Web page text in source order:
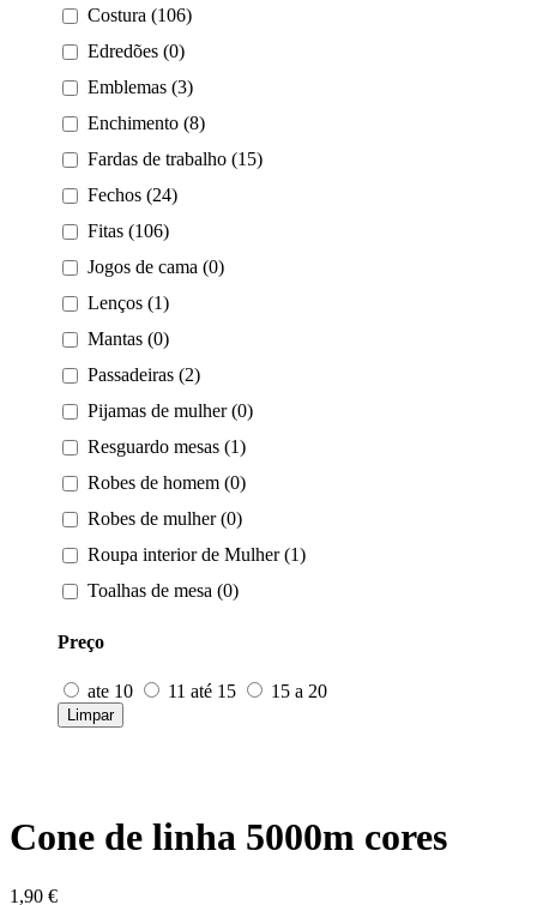
Costura (106)
Edredões (0)
Emblemas (3)
Enchimento (8)
Fardas de trabalho (15)
Fechos (24)
Fitas (106)
Jogos de cama (0)
Lenços (1)
Mantas (0)
Passadeiras (2)
Pijamas de mulher (0)
Resguardo mesas (1)
Robes de homem (0)
Robes de mulher (0)
Roupa interior de Mulher (1)
Toalhas de mesa (0)
Preço
ate 10 11 até 15 15 a 20
Limpar
Cone de linha 5000m cores
1,90 €